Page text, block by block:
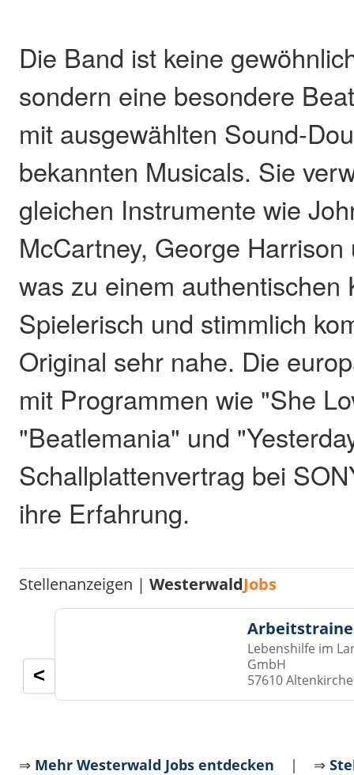
Die Band ist keine
sondern eine besondere
mit ausgewählten Sound-
bekannten Musicals. Sie
gleichen Instrumente wie
McCartney, George
was zu einem authentischen
Spielerisch und stimmlich
Original sehr nahe. Die
mit Programmen wie "She
"Beatlemania" und
Schallplattenvertrag bei
ihre Erfahrung.
Stellenanzeigen |WesterwaldJobs
Lebenshilfe im
GmbH
57610
<
⇒ Mehr Westerwald Jobs entdecken | ⇒